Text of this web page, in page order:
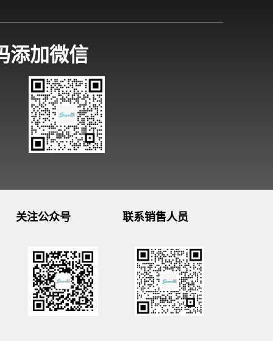
添加微信
关注公众号 联系销售人员